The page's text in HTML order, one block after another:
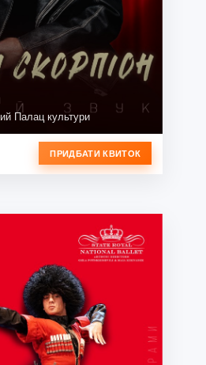
Палац культури
ПРИДБАТИ КВИТОК